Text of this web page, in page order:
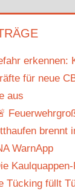
erkennen:
für neue
aus
brennt
WarnApp
Tücking füllt